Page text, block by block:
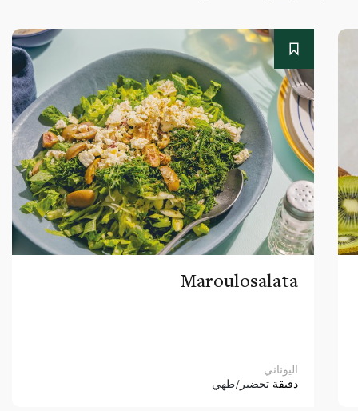
Maroulosalata
اليوناني
دقيقة تحضير/طهي